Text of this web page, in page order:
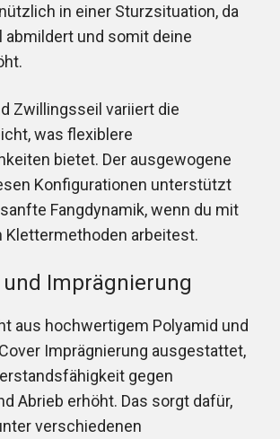
in einer Sturzsituation, da
abmildert und somit deine
Zwillingsseil variiert die
was flexiblere
bietet. Der ausgewogene
Konfigurationen unterstützt
Fangdynamik, wenn du mit
Klettermethoden arbeitest.
Imprägnierung
aus hochwertigem Polyamid und
Imprägnierung ausgestattet,
gegen
Abrieb erhöht. Das sorgt dafür,
verschiedenen